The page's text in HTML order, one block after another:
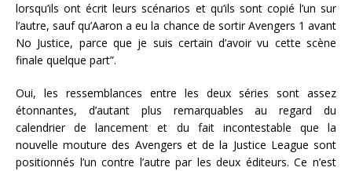
lorsqu’ils ont écrit leurs scénarios et qu’ils sont copié l’un sur
l’autre, sauf qu’Aaron a eu la chance de sortir Avengers 1 avant
No Justice, parce que je suis certain d’avoir vu cette scène
finale quelque part”.
Oui, les ressemblances entre les deux séries sont assez
étonnantes, d’autant plus remarquables au regard du
calendrier de lancement et du fait incontestable que la
nouvelle mouture des Avengers et de la Justice League sont
positionnés l’un contre l’autre par les deux éditeurs. Ce n’est